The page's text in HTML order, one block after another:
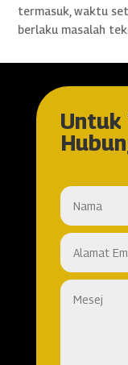
termasuk, waktu
berlaku masalah
Untuk